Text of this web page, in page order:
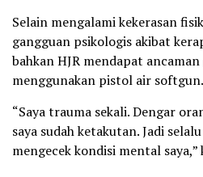
Selain mengalami kekerasan
gangguan psikologis akibat
bahkan HJR mendapat
menggunakan pistol air softgun.
“Saya trauma sekali. Dengar
saya sudah ketakutan. Jadi
mengecek kondisi mental saya,”